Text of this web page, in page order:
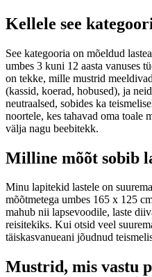
Kellele see
See kategooria on mõeldud
umbes 3 kuni 12 aasta vanuses
on tekke, mille mustrid
(kassid, koerad, hobused), ja
neutraalsed, sobides ka
noortele, kes tahavad oma toale
välja nagu beebitekk.
Milline mõõt sobib
Minu lapitekid lastele on
mõõtmetega umbes 165 x 125
mahub nii lapsevoodile, laste
reisitekiks. Kui otsid veel
täiskasvanueani jõudnud
Mustrid, mis vastu